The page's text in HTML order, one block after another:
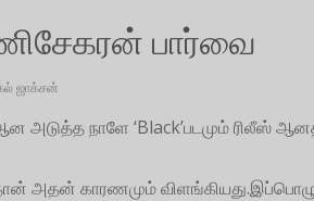
பார்வை
ஜாக்சன்
அடுத்த நாளே ‘Black’படமும் ரிலீஸ்
அதன் காரணமும்